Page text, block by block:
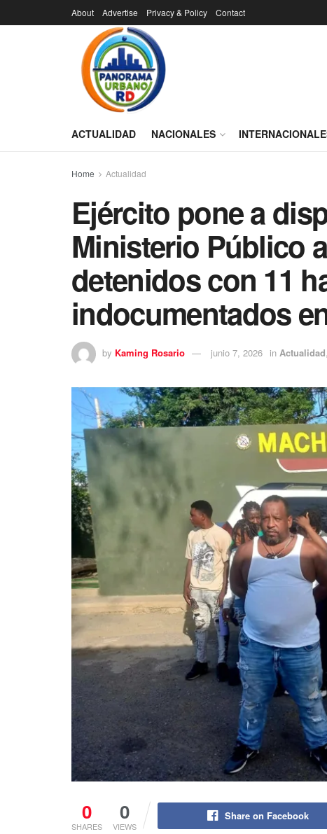
About Advertise Privacy & Policy Contact
ACTUALIDAD NACIONALES
Home Actualidad
Ejército pone a
Ministerio Público
detenidos con 11
indocumentados
by Kaming Rosario junio 7, 2026 in Actualidad,
0
SHARES
0
VIEWS
Share on Facebook